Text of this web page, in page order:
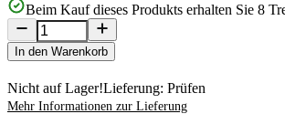
Beim Kauf dieses Produkts erhalten Sie 8
In den Warenkorb
Nicht auf Lager!Lieferung: Prüfen
Mehr Informationen zur Lieferung